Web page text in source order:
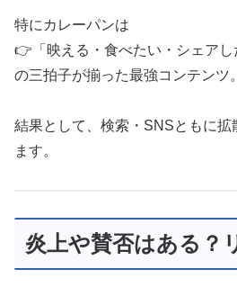
特にカレーパンは
👉「映える・食べたい・シェアし
の三拍子が揃った最強コンテンツ。
結果として、検索・SNSともに拡
ます。
炎上や賛否はある？